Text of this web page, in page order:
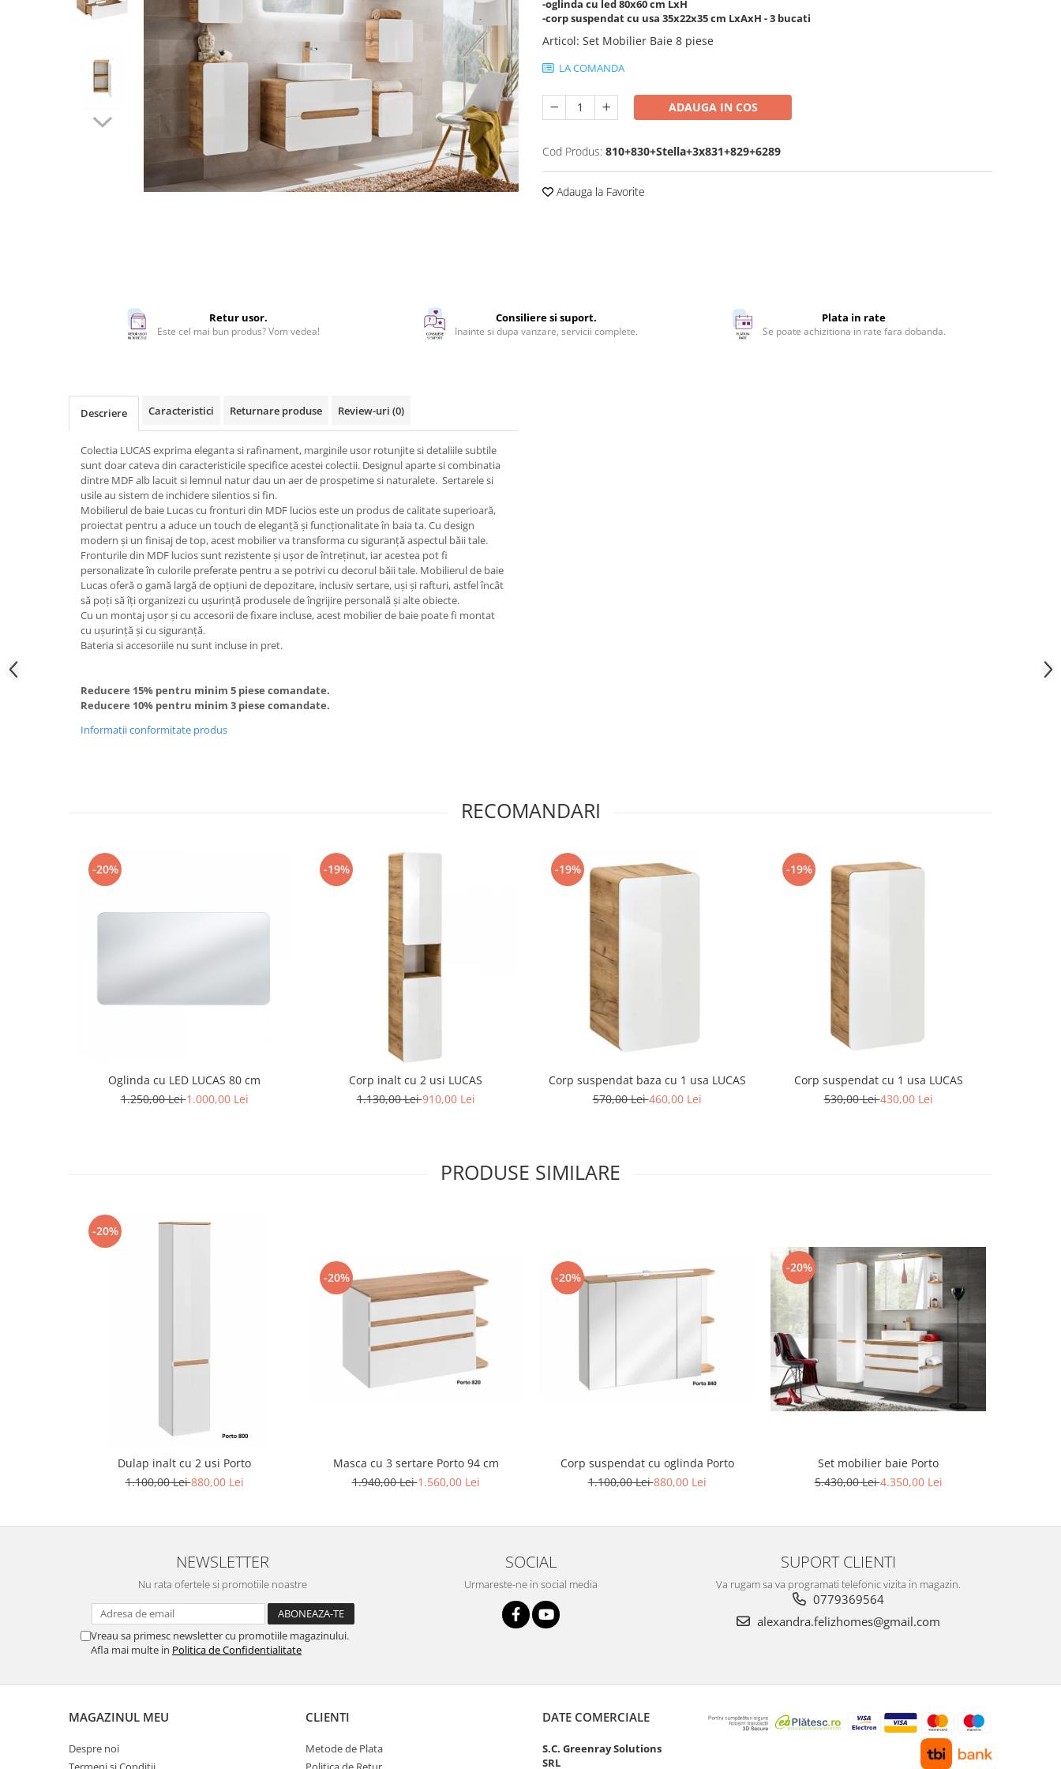
-oglinda cu led 80x60 cm LxH
-corp suspendat cu usa 35x22x35 cm LxAxH - 3 bucati
Articol: Set Mobilier Baie 8 piese
LA COMANDA
ADAUGA IN COS
Cod Produs: 810+830+Stella+3x831+829+6289
Adauga la Favorite
Retur usor.
Este cel mai bun produs? Vom vedea!
Consiliere si suport.
Inainte si dupa vanzare, servicii complete.
Plata in rate
Se poate achizitiona in rate fara dobanda.
Descriere Caracteristici Returnare produse Review-uri (0)
Colectia LUCAS exprima eleganta si rafinament, marginile usor rotunjite si detaliile subtile
sunt doar cateva din caracteristicile specifice acestei colectii. Designul aparte si combinatia
dintre MDF alb lacuit si lemnul natur dau un aer de prospetime si naturalete. Sertarele si
usile au sistem de inchidere silentios si fin.
Mobilierul de baie Lucas cu fronturi din MDF lucios este un produs de calitate superioară,
proiectat pentru a aduce un touch de eleganță și funcționalitate în baia ta. Cu design
modern și un finisaj de top, acest mobilier va transforma cu siguranță aspectul băii tale.
Fronturile din MDF lucios sunt rezistente și ușor de întreținut, iar acestea pot fi
personalizate în culorile preferate pentru a se potrivi cu decorul băii tale. Mobilierul de baie
Lucas oferă o gamă largă de opțiuni de depozitare, inclusiv sertare, uși și rafturi, astfel încât
să poți să îți organizezi cu ușurință produsele de îngrijire personală și alte obiecte.
Cu un montaj ușor și cu accesorii de fixare incluse, acest mobilier de baie poate fi montat
cu ușurință și cu siguranță.
Bateria si accesoriile nu sunt incluse in pret.
Reducere 15% pentru minim 5 piese comandate.
Reducere 10% pentru minim 3 piese comandate.
Informatii conformitate produs
RECOMANDARI
-20%
Oglinda cu LED LUCAS 80 cm
1.250,00 Lei1.000,00 Lei
-19%
Corp inalt cu 2 usi LUCAS
1.130,00 Lei910,00 Lei
-19%
Corp suspendat baza cu 1 usa LUCAS
570,00 Lei460,00 Lei
-19%
Corp suspendat cu 1 usa LUCAS
530,00 Lei430,00 Lei
PRODUSE SIMILARE
-20%
Dulap inalt cu 2 usi Porto
1.100,00 Lei880,00 Lei
-20%
Masca cu 3 sertare Porto 94 cm
1.940,00 Lei1.560,00 Lei
-20%
Corp suspendat cu oglinda Porto
1.100,00 Lei880,00 Lei
-20%
Set mobilier baie Porto
5.430,00 Lei4.350,00 Lei
NEWSLETTER
Nu rata ofertele si promotiile noastre
Vreau sa primesc newsletter cu promotiile magazinului.
Afla mai multe in Politica de Confidentialitate
SOCIAL
Urmareste-ne in social media
SUPORT CLIENTI
Va rugam sa va programati telefonic vizita in magazin.
0779369564
alexandra.felizhomes@gmail.com
MAGAZINUL MEU
Despre noi
CLIENTI
Metode de Plata
DATE COMERCIALE
S.C. Greenray Solutions
SRL